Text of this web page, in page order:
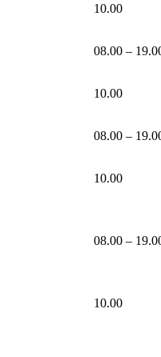
10.00
08.00 –
10.00
08.00 –
10.00
08.00 –
10.00